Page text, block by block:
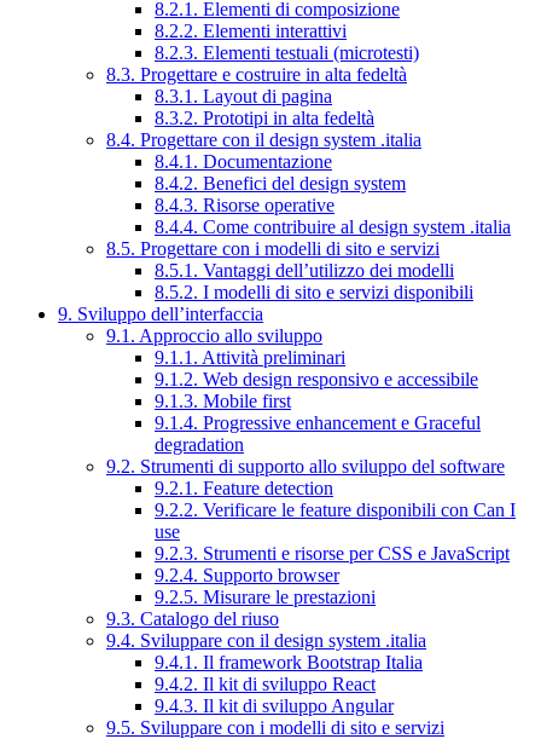
8.2.1. Elementi di composizione
8.2.2. Elementi interattivi
8.2.3. Elementi testuali (microtesti)
8.3. Progettare e costruire in alta fedeltà
8.3.1. Layout di pagina
8.3.2. Prototipi in alta fedeltà
8.4. Progettare con il design system .italia
8.4.1. Documentazione
8.4.2. Benefici del design system
8.4.3. Risorse operative
8.4.4. Come contribuire al design system .italia
8.5. Progettare con i modelli di sito e servizi
8.5.1. Vantaggi dell’utilizzo dei modelli
8.5.2. I modelli di sito e servizi disponibili
9. Sviluppo dell’interfaccia
9.1. Approccio allo sviluppo
9.1.1. Attività preliminari
9.1.2. Web design responsivo e accessibile
9.1.3. Mobile first
9.1.4. Progressive enhancement e Graceful
degradation
9.2. Strumenti di supporto allo sviluppo del software
9.2.1. Feature detection
9.2.2. Verificare le feature disponibili con Can I
use
9.2.3. Strumenti e risorse per CSS e JavaScript
9.2.4. Supporto browser
9.2.5. Misurare le prestazioni
9.3. Catalogo del riuso
9.4. Sviluppare con il design system .italia
9.4.1. Il framework Bootstrap Italia
9.4.2. Il kit di sviluppo React
9.4.3. Il kit di sviluppo Angular
9.5. Sviluppare con i modelli di sito e servizi